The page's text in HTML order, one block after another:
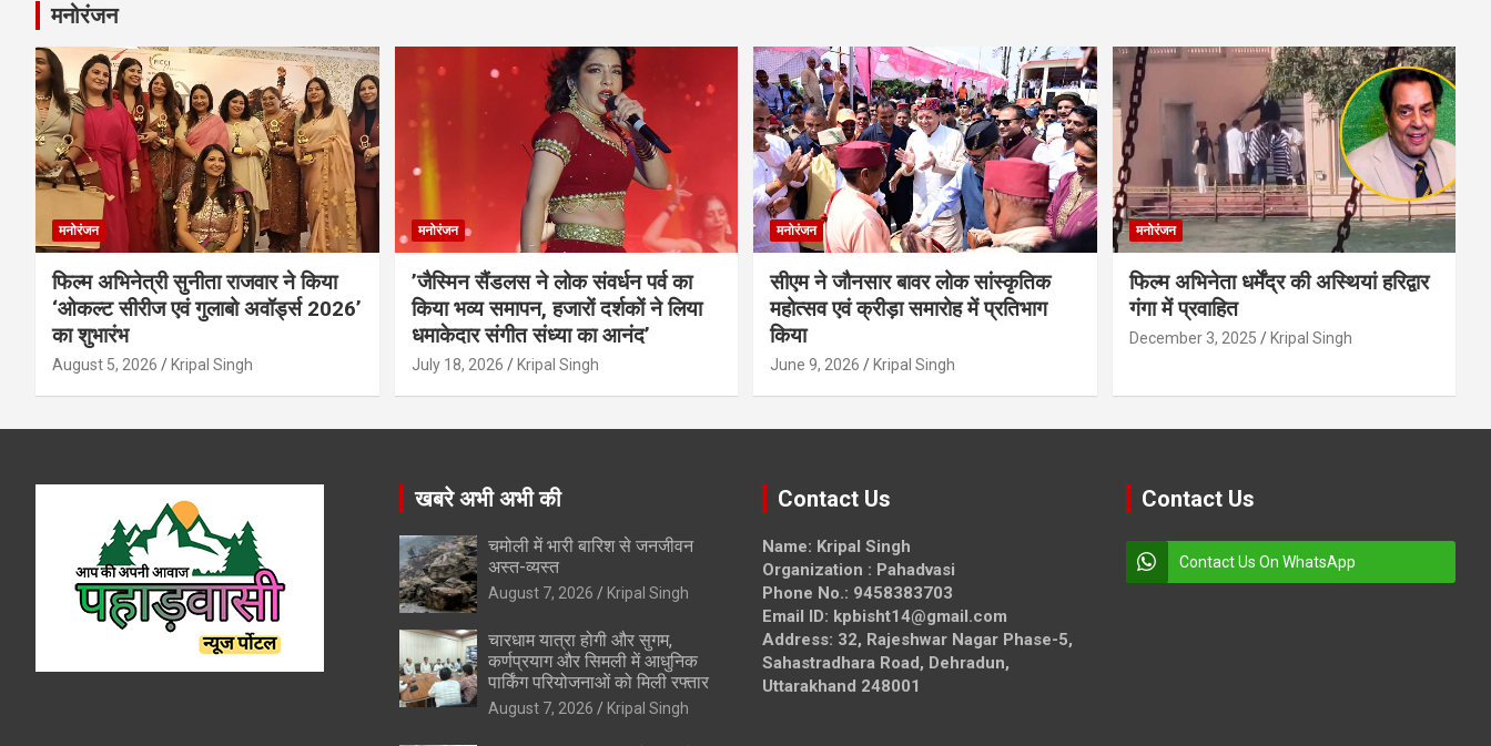
मनोरंजन
मनोरंजन
फिल्म अभिनेत्री सुनीता राजवार ने किया
‘ओकल्ट सीरीज एवं गुलाबो अवॉर्ड्स 2026’
का शुभारंभ
August 5, 2026 Kripal Singh
मनोरंजन
’जैस्मिन सैंडलस ने लोक संवर्धन पर्व का
किया भव्य समापन, हजारों दर्शकों ने लिया
धमाकेदार संगीत संध्या का आनंद’
July 18, 2026 Kripal Singh
मनोरंजन
सीएम ने जौनसार बावर लोक सांस्कृतिक
महोत्सव एवं क्रीड़ा समारोह में प्रतिभाग
किया
June 9, 2026 Kripal Singh
मनोरंजन
फिल्म अभिनेता धर्मेंद्र की अस्थियां हरिद्वार
गंगा में प्रवाहित
December 3, 2025 Kripal Singh
खबरे अभी अभी की
चमोली में भारी बारिश से जनजीवन
अस्त-व्यस्त
August 7, 2026 Kripal Singh
चारधाम यात्रा होगी और सुगम,
कर्णप्रयाग और सिमली में आधुनिक
पार्किंग परियोजनाओं को मिली रफ्तार
August 7, 2026 Kripal Singh
Contact Us
Name: Kripal Singh
Organization : Pahadvasi
Phone No.: 9458383703
Email ID: kpbisht14@gmail.com
Address: 32, Rajeshwar Nagar Phase-5,
Sahastradhara Road, Dehradun,
Uttarakhand 248001
Contact Us
Contact Us On WhatsApp